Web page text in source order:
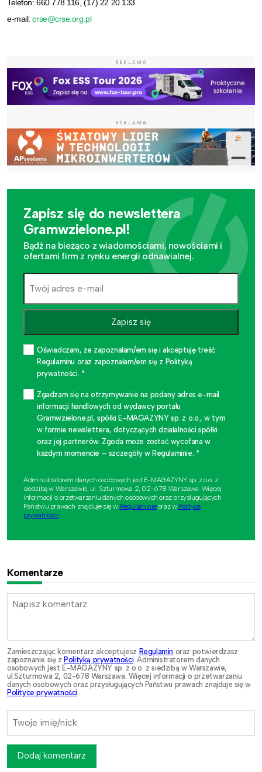
Telefon: 660 778 116, (17) 22 20 133
e-mail:crse@crse.org.pl
REKLAMA
REKLAMA
Zapisz się do newslettera
Gramwzielone.pl!
Bądź na bieżąco z wiadomościami, nowościami i
ofertami firm z rynku energii odnawialnej.
Zapisz się
Oświadczam, że zapoznałam/em się i akceptuję treść
Regulaminu oraz zapoznałam/em się z Polityką
prywatności. *
Zgadzam się na otrzymywanie na podany adres e-mail
informacji handlowych od wydawcy portalu
Gramwzielone.pl, spółki E-MAGAZYNY sp. z o.o., w tym
w formie newslettera, dotyczących działalności spółki
oraz jej partnerów. Zgoda może zostać wycofana w
każdym momencie – szczegóły w Regulaminie. *
Administratorem danych osobowych jest E-MAGAZYNY sp. z o.o. z
siedzibą w Warszawie, ul. Szturmowa 2, 02-678 Warszawa. Więcej
informacji o przetwarzaniu danych osobowych oraz przysługujących
Państwu prawach znajduje się w Regulaminieoraz w Polityce
prywatności.
Komentarze
Zamieszczając komentarz akceptujesz Regulamin oraz potwierdzasz
zapoznanie się z Polityką prywatności. Administratorem danych
osobowych jest E-MAGAZYNY sp. z o.o. z siedzibą w Warszawie,
ul.Szturmowa 2, 02-678 Warszawa. Więcej informacji o przetwarzaniu
danych osobowych oraz przysługujących Państwu prawach znajduje się w
Polityce prywatności.
Dodaj komentarz